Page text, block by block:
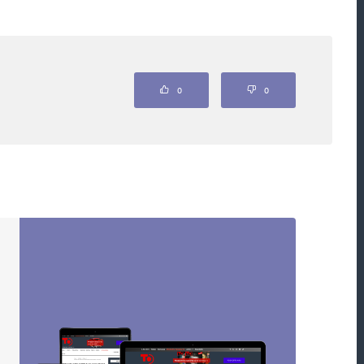
koněm genderové neomarxistické ideologie!
Odpovědět
0 0